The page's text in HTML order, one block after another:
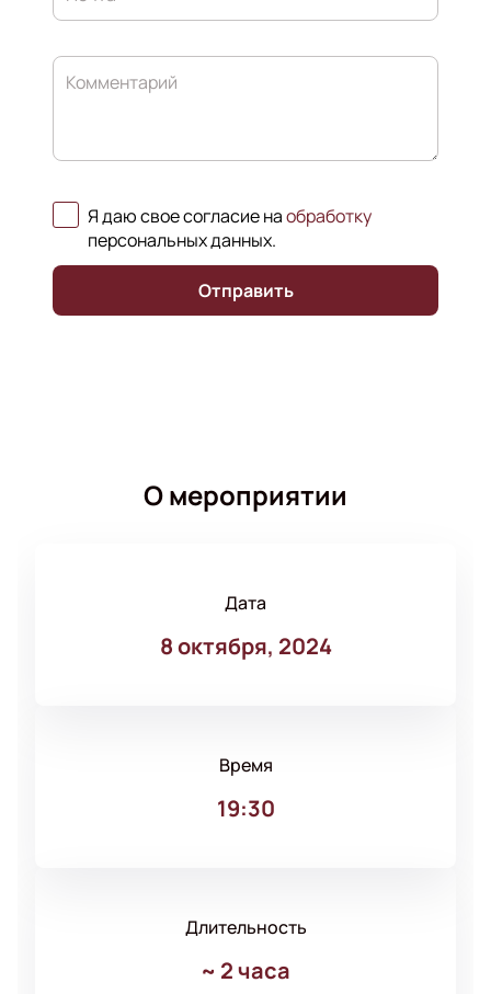
Комментарий
Я даю свое согласие наобработку
персональных данных.
Отправить
О мероприятии
Дата
8 октября, 2024
Время
19:30
Длительность
~ 2 часа